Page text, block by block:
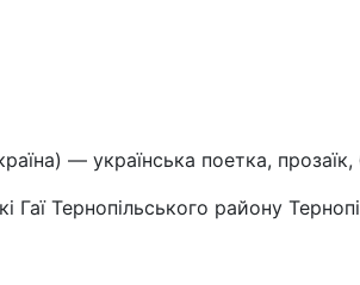
— українська поетка,
Тернопільського району